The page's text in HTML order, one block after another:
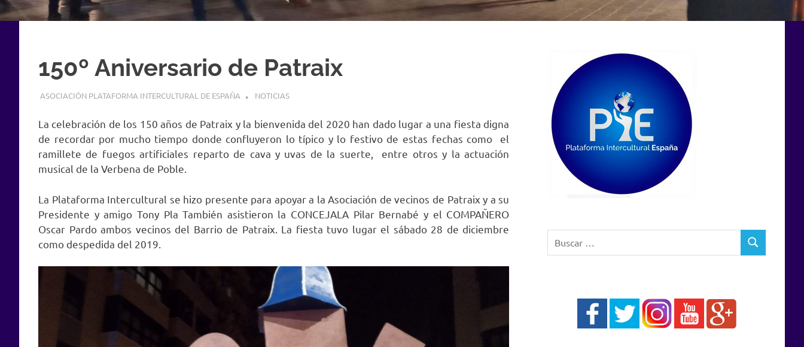
150º Aniversario de Patraix
29 DICIEMBRE, 2019
ASOCIACIÓN PLATAFORMA INTERCULTURAL DE ESPAÑA NOTICIAS
La celebración de los 150 años de Patraix y la bienvenida del 2020 han dado lugar a una fiesta digna
de recordar por mucho tiempo donde confluyeron lo típico y lo festivo de estas fechas como el
ramillete de fuegos artificiales reparto de cava y uvas de la suerte, entre otros y la actuación
musical de la Verbena de Poble.
La Plataforma Intercultural se hizo presente para apoyar a la Asociación de vecinos de Patraix y a su
Presidente y amigo Tony Pla También asistieron la CONCEJALA Pilar Bernabé y el COMPAÑERO
Oscar Pardo ambos vecinos del Barrio de Patraix. La fiesta tuvo lugar el sábado 28 de diciembre
como despedida del 2019.
BUSCAR